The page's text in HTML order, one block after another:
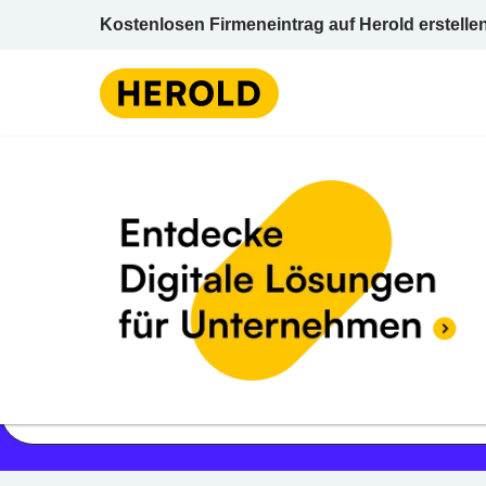
Kostenlosen Firmeneintrag auf Herold